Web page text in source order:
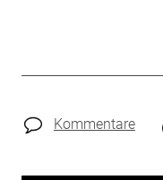
Kommentare